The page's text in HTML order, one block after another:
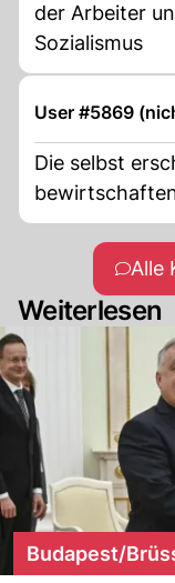
der Arbeiter
Sozialismus
User #5869
Die selbst
Alle
Weiterlesen
Budapest/